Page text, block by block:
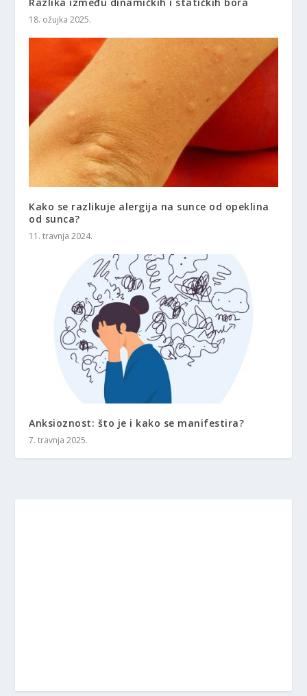
18. ožujka 2025.
Kako se razlikuje alergija na sunce od opeklina
od sunca?
11. travnja 2024.
Anksioznost: što je i kako se manifestira?
7. travnja 2025.